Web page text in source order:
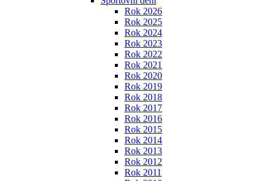
Rok 2026
Rok 2025
Rok 2024
Rok 2023
Rok 2022
Rok 2021
Rok 2020
Rok 2019
Rok 2018
Rok 2017
Rok 2016
Rok 2015
Rok 2014
Rok 2013
Rok 2012
Rok 2011